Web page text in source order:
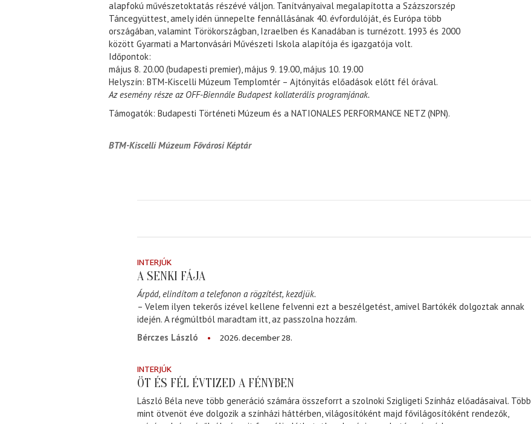
alapfokú művészetoktatás részévé váljon. Tanítványaival megalapította a Százszorszép
Táncegyüttest, amely idén ünnepelte fennállásának 40. évfordulóját, és Európa több
országában, valamint Törökországban, Izraelben és Kanadában is turnézott. 1993 és 2000
között Gyarmati a Martonvásári Művészeti Iskola alapítója és igazgatója volt.
Időpontok:
május 8. 20.00 (budapesti premier), május 9. 19.00, május 10. 19.00
Helyszín: BTM-Kiscelli Múzeum Templomtér – Ajtónyitás előadások előtt fél órával.
Az esemény része az OFF-Biennále Budapest kollaterális programjának.
Támogatók: Budapesti Történeti Múzeum és a NATIONALES PERFORMANCE NETZ (NPN).
BTM-Kiscelli Múzeum Fővárosi Képtár
INTERJÚK
A SENKI FÁJA
Árpád, elindítom a telefonon a rögzítést, kezdjük.
– Velem ilyen tekerős izével kellene felvenni ezt a beszélgetést, amivel Bartókék dolgoztak annak
idején. A régmúltból maradtam itt, az passzolna hozzám.
Bérczes László
2026. december 28.
INTERJÚK
ÖT ÉS FÉL ÉVTIZED A FÉNYBEN
László Béla neve több generáció számára összeforrt a szolnoki Szigligeti Színház előadásaival. Több
mint ötvenöt éve dolgozik a színházi háttérben, világosítóként majd fővilágosítóként rendezők,